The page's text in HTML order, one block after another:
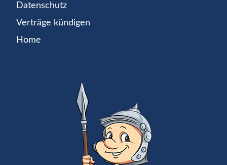
Datenschutz
Verträge kündigen
Home